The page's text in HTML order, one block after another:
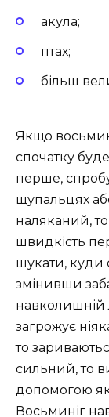
акула;
птах;
більш
Якщо
спочатку
перше,
щупальцях
наляканий,
швидкість
шукати, куди
змінивши
навколишній
загрожує
то
сильний, то
допомогою
Восьминіг